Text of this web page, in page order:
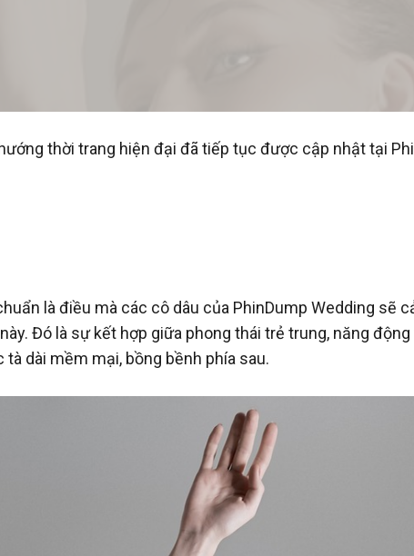
thời trang hiện đại đã tiếp tục được cập nhật tại
là điều mà các cô dâu của PhinDump Wedding sẽ
Đó là sự kết hợp giữa phong thái trẻ trung, năng
dài mềm mại, bồng bềnh phía sau.